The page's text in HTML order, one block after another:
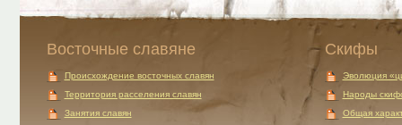
Восточные славяне
Происхождение восточных славян
Территория расселения славян
Занятия славян
Скифы
Эволюция
Народы
Общая